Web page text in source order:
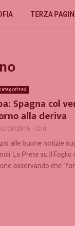
TERZA
Spagna col
alla deriva
08/2015 0
alle buone notizie
Lo Prete su Il Foglio
osservando che